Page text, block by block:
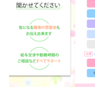
や
顔を見るのも嫌